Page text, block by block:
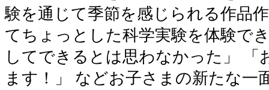
験を通じて季節を感じられる作品
てちょっとした科学実験を体験で
してできるとは思わなかった」 「
ます！」 などお子さまの新たな